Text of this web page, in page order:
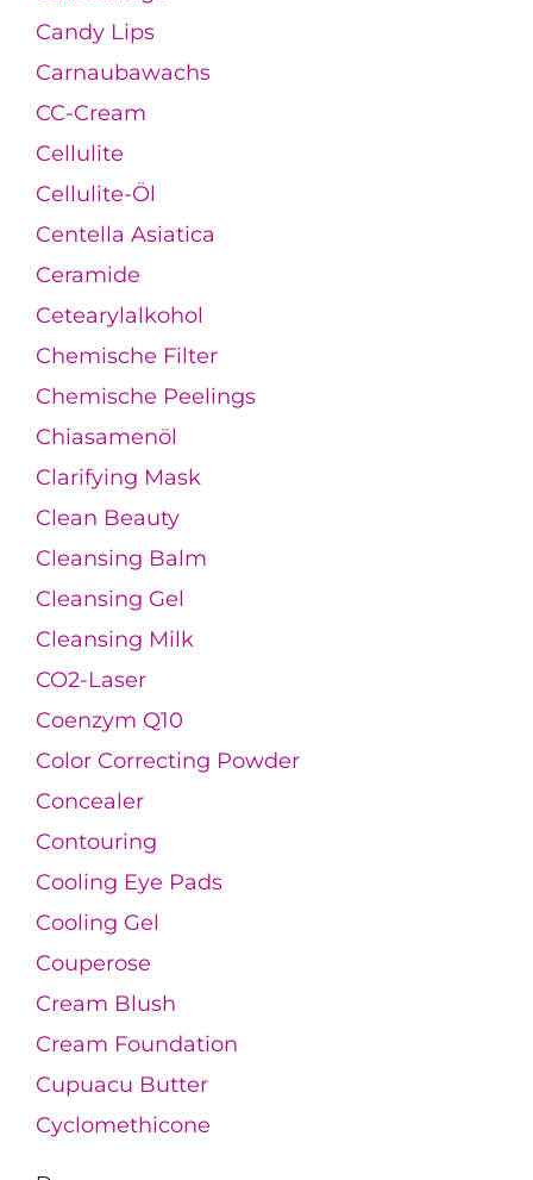
Candy Lips
Carnaubawachs
CC-Cream
Cellulite
Cellulite-Öl
Centella Asiatica
Ceramide
Cetearylalkohol
Chemische Filter
Chemische Peelings
Chiasamenöl
Clarifying Mask
Clean Beauty
Cleansing Balm
Cleansing Gel
Cleansing Milk
CO2-Laser
Coenzym Q10
Color Correcting Powder
Concealer
Contouring
Cooling Eye Pads
Cooling Gel
Couperose
Cream Blush
Cream Foundation
Cupuacu Butter
Cyclomethicone